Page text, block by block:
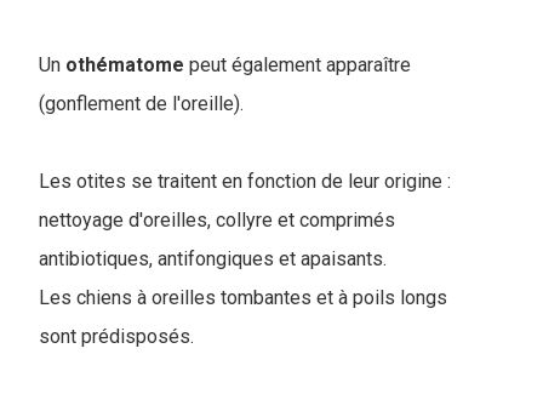
Un othématome peut également apparaître
(gonflement de l'oreille).
Les otites se traitent en fonction de leur origine :
nettoyage d'oreilles, collyre et comprimés
antibiotiques, antifongiques et apaisants.
Les chiens à oreilles tombantes et à poils longs
sont prédisposés.